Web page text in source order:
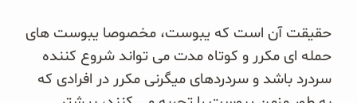
ترشی و شور
چاشنی‌ها و سرکه‌‌ها
حقیقت آن است که یبوست، مخصوصا یبوست های
حمله ای مکرر و کوتاه مدت می تواند شروع کننده
سردرد باشد و سردردهای میگرنی مکرر در افرادی که